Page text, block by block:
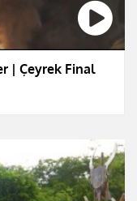
| Çeyrek Final